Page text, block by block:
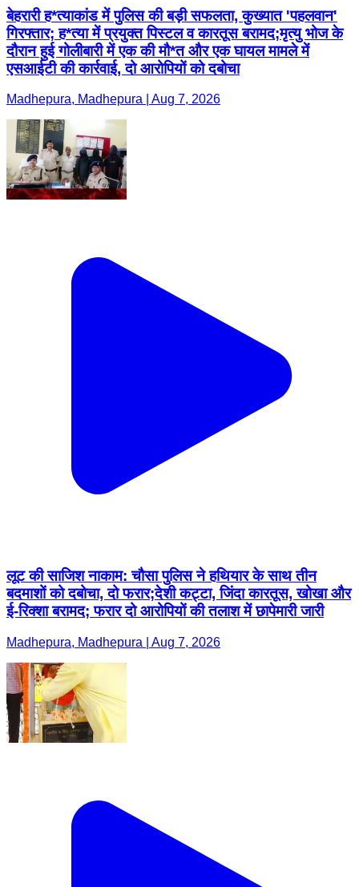
बेहरारी ह*त्याकांड में पुलिस की बड़ी सफलता, कुख्यात 'पहलवान'
गिरफ्तार; ह*त्या में प्रयुक्त पिस्टल व कारतूस बरामद;मृत्यु भोज के
दौरान हुई गोलीबारी में एक की मौ*त और एक घायल मामले में
एसआईटी की कार्रवाई, दो आरोपियों को दबोचा
Madhepura, Madhepura | Aug 7, 2026
लूट की साजिश नाकाम: चौसा पुलिस ने हथियार के साथ तीन
बदमाशों को दबोचा, दो फरार;देशी कट्टा, जिंदा कारतूस, खोखा और
ई-रिक्शा बरामद; फरार दो आरोपियों की तलाश में छापेमारी जारी
Madhepura, Madhepura | Aug 7, 2026